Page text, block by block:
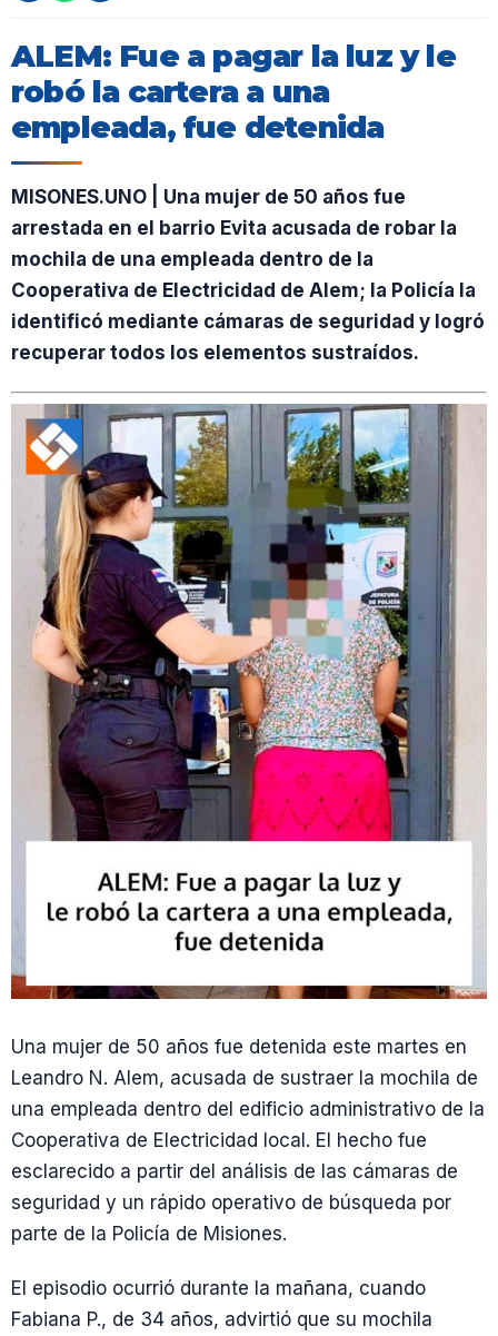
ALEM: Fue a pagar la luz y le
robó la cartera a una
empleada, fue detenida
MISONES.UNO | Una mujer de 50 años fue
arrestada en el barrio Evita acusada de robar la
mochila de una empleada dentro de la
Cooperativa de Electricidad de Alem; la Policía la
identificó mediante cámaras de seguridad y logró
recuperar todos los elementos sustraídos.
Una mujer de 50 años fue detenida este martes en
Leandro N. Alem, acusada de sustraer la mochila de
una empleada dentro del edificio administrativo de la
Cooperativa de Electricidad local. El hecho fue
esclarecido a partir del análisis de las cámaras de
seguridad y un rápido operativo de búsqueda por
parte de la Policía de Misiones.
El episodio ocurrió durante la mañana, cuando
Fabiana P., de 34 años, advirtió que su mochila